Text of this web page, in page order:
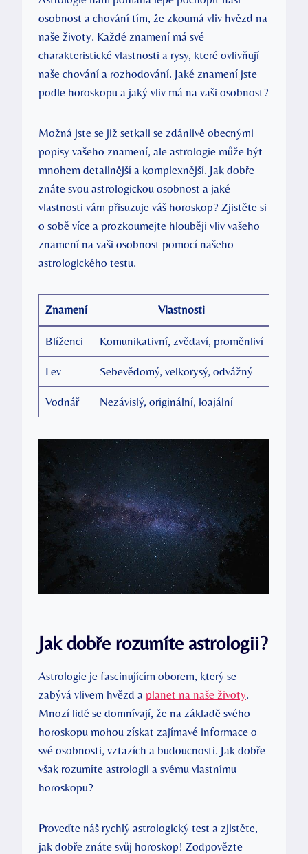
osobnost⁣ a chování tím, že ‌zkoumá vliv hvězd‍ na
naše životy. Každé znamení má své
charakteristické vlastnosti a rysy, které ovlivňují
naše chování a rozhodování. Jaké znamení jste
podle horoskopu a jaký vliv má na vaši osobnost?
Možná jste⁤ se již setkali se zdánlivě ​obecnými
popisy vašeho znamení,⁤ ale​ astrologie může být
⁤mnohem detailnější a komplexnější. Jak dobře
znáte svou astrologickou osobnost a jaké
vlastnosti ​vám přisuzuje váš horoskop? Zjistěte si
o sobě více a prozkoumejte hlouběji vliv vašeho
znamení na vaši osobnost pomocí našeho
astrologického testu.
Znamení Vlastnosti
Blíženci Komunikativní, zvědaví, proměnliví
Lev Sebevědomý, velkorysý, odvážný
Vodnář Nezávislý, ‍originální, loajální
Jak dobře rozumíte astrologii?
Astrologie je ⁣fascinujícím oborem, který se
zabývá vlivem hvězd a planet na naše životy.
Mnozí lidé se domnívají, že na základě svého
horoskopu ⁣mohou získat zajímavé informace o
své osobnosti, vztazích a budoucnosti. Jak dobře
však rozumíte astrologii a⁣ svému vlastnímu
horoskopu?
Proveďte náš rychlý astrologický test ⁤a ‍zjistěte,
jak dobře znáte svůj ⁢horoskop!⁤ Zodpovězte